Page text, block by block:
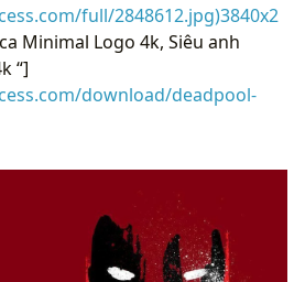
full/2848612.jpg)3840x2
Minimal Logo 4k, Siêu anh
“]
download/deadpool-